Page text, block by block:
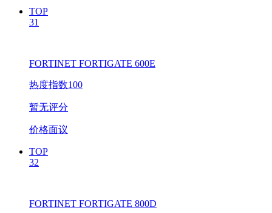
TOP
31
FORTINET FORTIGATE 600E
热度指数100
暂无评分
价格面议
TOP
32
FORTINET FORTIGATE 800D